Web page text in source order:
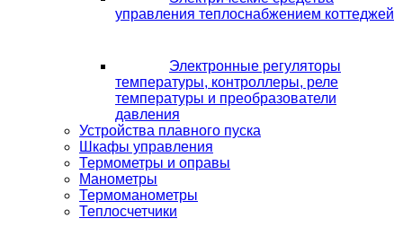
управления теплоснабжением коттеджей
Электронные регуляторы
температуры, контроллеры, реле
температуры и преобразователи
давления
Устройства плавного пуска
Шкафы управления
Термометры и оправы
Манометры
Термоманометры
Теплосчетчики